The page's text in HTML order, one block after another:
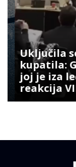
Uključila se
kupatila:
joj je iza
reakcija